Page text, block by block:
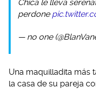
Chica le lleva
perdone
— no one
Una maquilladita más
la casa de su pareja